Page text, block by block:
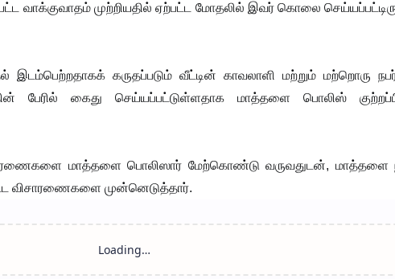
வாக்குவாதம் முற்றியதில் ஏற்பட்ட மோதலில் இவர் கொலை
இடம்பெற்றதாகக் கருதப்படும் வீட்டின் காவலாளி மற்றும் மற்றொரு
பேரில் கைது செய்யப்பட்டுள்ளதாக மாத்தளை பொலிஸ்
மாத்தளை பொலிஸார் மேற்கொண்டு வருவதுடன், மாத்தளை
விசாரணைகளை முன்னெடுத்தார்.